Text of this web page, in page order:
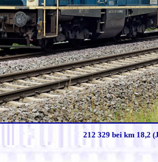
212 329 bei km 18,2